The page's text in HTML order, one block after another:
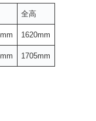
全高
1620mm
1705mm